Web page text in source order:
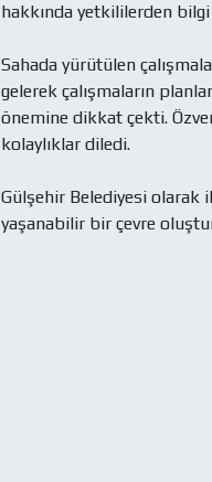
hakkında yetkililerden bilgi
Sahada yürütülen
gelerek çalışmaların
önemine dikkat çekti.
kolaylıklar diledi.
Gülşehir Belediyesi olarak
yaşanabilir bir çevre